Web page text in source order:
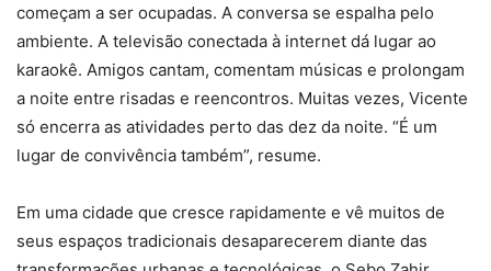
começam a ser ocupadas. A conversa se espalha pelo
ambiente. A televisão conectada à internet dá lugar ao
karaokê. Amigos cantam, comentam músicas e prolongam
a noite entre risadas e reencontros. Muitas vezes, Vicente
só encerra as atividades perto das dez da noite. “É um
lugar de convivência também”, resume.
Em uma cidade que cresce rapidamente e vê muitos de
seus espaços tradicionais desaparecerem diante das